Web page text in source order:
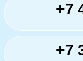
+7
+7